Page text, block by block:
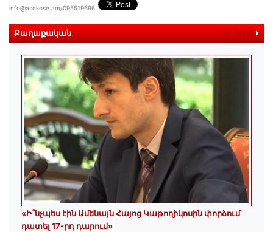
info@asekose.am/095519696
Քաղաքական ավելին
«Ի՞նչպես էին Ամենայն Հայոց Կաթողիկոսին փորձում
դատել 17-րդ դարում»